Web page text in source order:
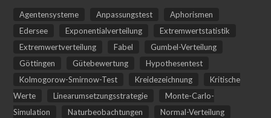
Agentensysteme Anpassungstest
Aphorismen
Edersee
Exponentialverteilung
Extremwertstatistik
Extremwertverteilung
Fabel
Gumbel-Verteilung
Göttingen
Gütebewertung
Hypothesentest
Kolmogorow-Smirnow-Test
Kreidezeichnung
Kritische
Werte
Linearumsetzungsstrategie
Monte-Carlo-
Simulation
Naturbeobachtungen Normal-Verteilung